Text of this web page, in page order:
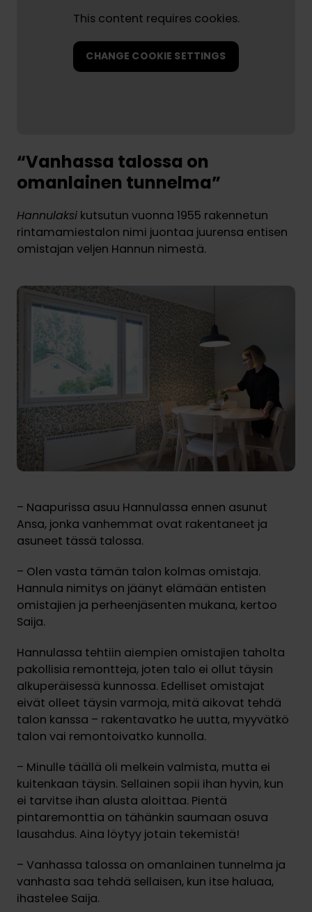
This content requires cookies.
CHANGE COOKIE SETTINGS
“Vanhassa talossa on
omanlainen tunnelma”
Hannulaksi kutsutun vuonna 1955 rakennetun
rintamamiestalon nimi juontaa juurensa entisen
omistajan veljen Hannun nimestä.
– Naapurissa asuu Hannulassa ennen asunut
Ansa, jonka vanhemmat ovat rakentaneet ja
asuneet tässä talossa.
– Olen vasta tämän talon kolmas omistaja.
Hannula nimitys on jäänyt elämään entisten
omistajien ja perheenjäsenten mukana, kertoo
Saija.
Hannulassa tehtiin aiempien omistajien taholta
pakollisia remontteja, joten talo ei ollut täysin
alkuperäisessä kunnossa. Edelliset omistajat
eivät olleet täysin varmoja, mitä aikovat tehdä
talon kanssa – rakentavatko he uutta, myyvätkö
talon vai remontoivatko kunnolla.
– Minulle täällä oli melkein valmista, mutta ei
kuitenkaan täysin. Sellainen sopii ihan hyvin, kun
ei tarvitse ihan alusta aloittaa. Pientä
pintaremonttia on tähänkin saumaan osuva
lausahdus. Aina löytyy jotain tekemistä!
– Vanhassa talossa on omanlainen tunnelma ja
vanhasta saa tehdä sellaisen, kun itse haluaa,
ihastelee Saija.